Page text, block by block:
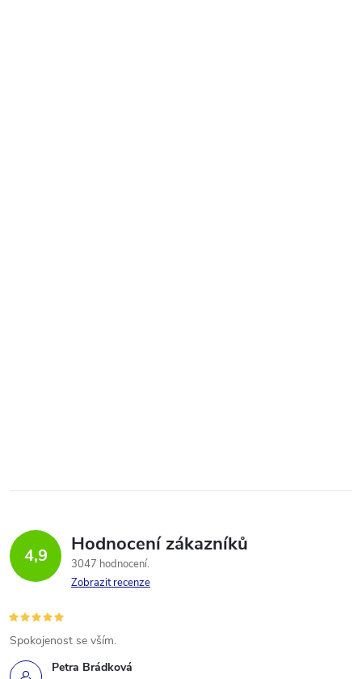
4,9 Hodnocení zákazníků
3047 hodnocení
Zobrazit recenze
Petra Brádková
Spokojenost se vším.